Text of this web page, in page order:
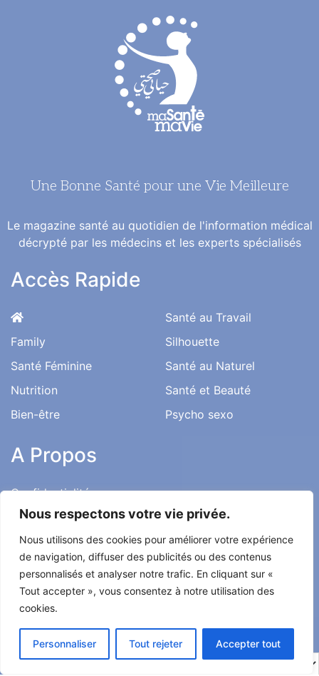
Nous respectons votre vie privée.
Nous utilisons des cookies pour améliorer votre expérience
de navigation, diffuser des publicités ou des contenus
personnalisés et analyser notre trafic. En cliquant sur «
Tout accepter », vous consentez à notre utilisation des
cookies.
Personnaliser Tout rejeter Accepter tout
Une Bonne Santé pour une Vie Meilleure
Le magazine santé au quotidien de l'information médical
décrypté par les médecins et les experts spécialisés
Accès Rapide
Family
Santé Féminine
Nutrition
Bien-être
Santé au Travail
Silhouette
Santé au Naturel
Santé et Beauté
Psycho sexo
A Propos
Confidentialité
Mentions Légales
Charte Éditoriale
Conditions d’utilisation
Contact
Témoignages